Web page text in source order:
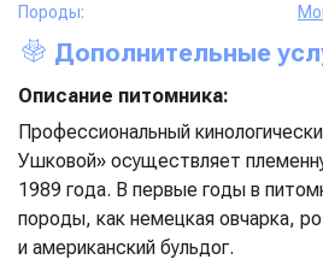
Породы:
Дополнительные
Описание питомника:
Профессиональный
Ушковой» осуществляет
1989 года. В первые годы в
породы, как немецкая овчарка,
и американский бульдог.